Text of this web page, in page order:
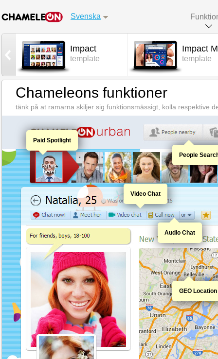
Svenska
Impact
template
Impact
template
Chameleons funktioner
tänk på at ramarna skiljer sig funktionsmässigt, kolla respektive
Paid Spotlight
Video Chat
GEO Location
People
Audio Chat